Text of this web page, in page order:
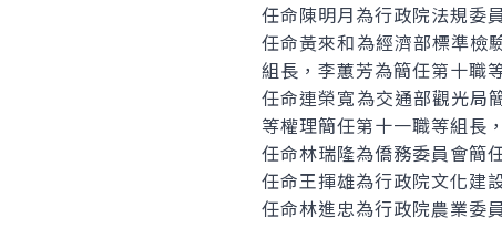
任命陳明月為行政院法規委
任命黃來和為經濟部標準檢
組長，李蕙芳為簡任第十職
任命連榮寬為交通部觀光局
等權理簡任第十一職等組長
任命林瑞隆為僑務委員會簡
任命王揮雄為行政院文化建
任命林進忠為行政院農業委